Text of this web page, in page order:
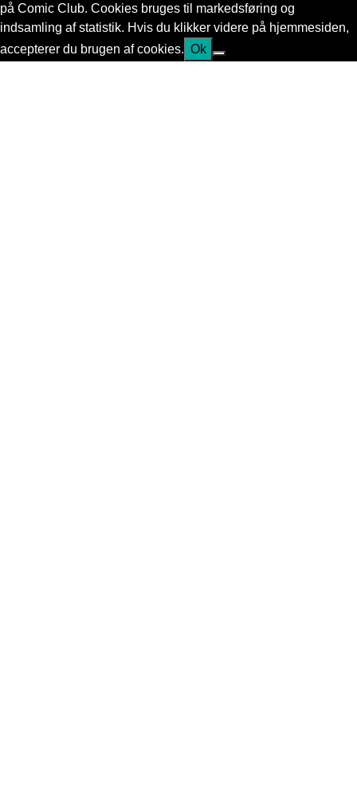
på Comic Club. Cookies bruges til markedsføring og
indsamling af statistik. Hvis du klikker videre på hjemmesiden,
accepterer du brugen af cookies. Ok